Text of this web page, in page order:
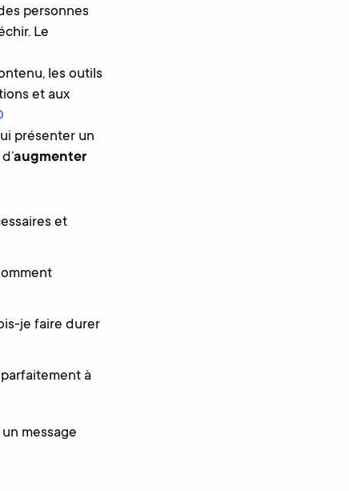
personnes
Le
les outils
et aux
présenter un
augmenter
et
je faire durer
à
message